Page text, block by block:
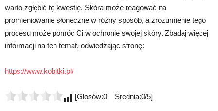
warto zgłębić tę kwestię. Skóra może reagować na
promieniowanie słoneczne w różny sposób, a zrozumienie tego
procesu może pomóc Ci w ochronie swojej skóry. Zbadaj więcej
informacji na ten temat, odwiedzając stronę:
https://www.kobitki.pl/
[Głosów:0 Średnia:0/5]